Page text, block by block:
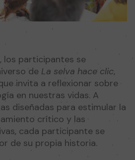
los participantes se
de La selva hace clic,
invita a reflexionar sobre
en nuestras vidas. A
diseñadas para estimular la
crítico y las
cada participante se
de su propia historia.